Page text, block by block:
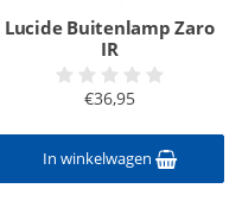
Lucide Buitenlamp Zaro
IR
€36,95
In winkelwagen